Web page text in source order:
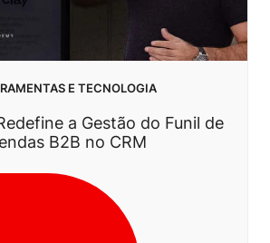
E TECNOLOGIA
a Gestão do Funil de
B2B no CRM